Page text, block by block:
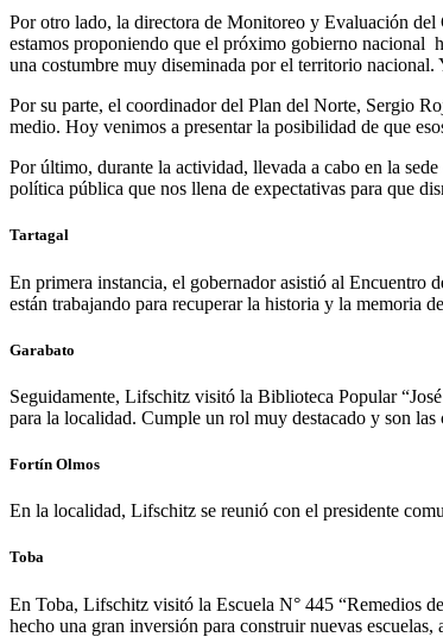
Por otro lado, la directora de Monitoreo y Evaluación
estamos proponiendo que el próximo gobierno nacional
una costumbre muy diseminada por el territorio nacional.
Por su parte, el coordinador del Plan del Norte, Sergio
medio. Hoy venimos a presentar la posibilidad de que
Por último, durante la actividad, llevada a cabo en la
política pública que nos llena de expectativas para que
Tartagal
En primera instancia, el gobernador asistió al Encuentro
están trabajando para recuperar la historia y la memoria
Garabato
Seguidamente, Lifschitz visitó la Biblioteca Popular
para la localidad. Cumple un rol muy destacado y son
Fortín Olmos
En la localidad, Lifschitz se reunió con el presidente
Toba
En Toba, Lifschitz visitó la Escuela N° 445 “Remedios
hecho una gran inversión para construir nuevas